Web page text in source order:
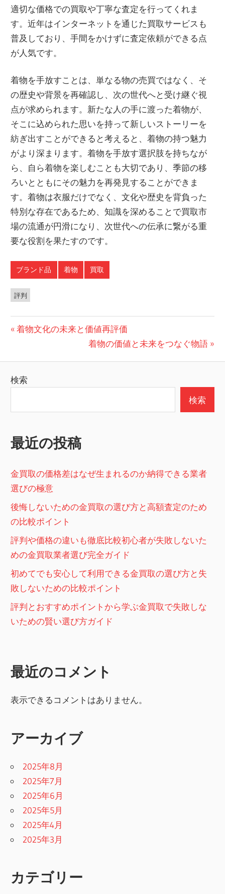
適切な価格での買取や丁寧な査定を行ってくれま
す。近年はインターネットを通じた買取サービスも
普及しており、手間をかけずに査定依頼ができる点
が人気です。
着物を手放すことは、単なる物の売買ではなく、そ
の歴史や背景を再確認し、次の世代へと受け継ぐ視
点が求められます。新たな人の手に渡った着物が、
そこに込められた思いを持って新しいストーリーを
紡ぎ出すことができると考えると、着物の持つ魅力
がより深まります。着物を手放す選択肢を持ちなが
ら、自ら着物を楽しむことも大切であり、季節の移
ろいとともにその魅力を再発見することができま
す。着物は衣服だけでなく、文化や歴史を背負った
特別な存在であるため、知識を深めることで買取市
場の流通が円滑になり、次世代への伝承に繋がる重
要な役割を果たすのです。
ブランド品 着物 買取
評判
投
ビ
ゲ
シ
ョ
ン
前
着物文化の未来と価値再評価
次
稿:
着物の価値と未来をつなぐ物語
検索
検索
最近の投稿
金買取の価格差はなぜ生まれるのか納得できる業者
選びの極意
後悔しないための金買取の選び方と高額査定のため
の比較ポイント
評判や価格の違いも徹底比較初心者が失敗しないた
めの金買取業者選び完全ガイド
初めてでも安心して利用できる金買取の選び方と失
敗しないための比較ポイント
評判とおすすめポイントから学ぶ金買取で失敗しな
いための賢い選び方ガイド
最近のコメント
表示できるコメントはありません。
アーカイブ
2025年8月
2025年7月
2025年6月
2025年5月
2025年4月
2025年3月
カテゴリー